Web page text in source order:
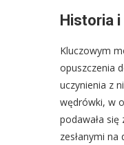
Historia
Kluczowym
opuszczenia
uczynienia z
wędrówki, w
podawała
zesłanymi na